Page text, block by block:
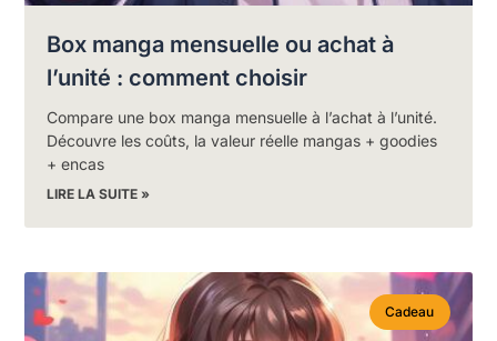
Box manga mensuelle ou achat à
l’unité : comment choisir
Compare une box manga mensuelle à l’achat à l’unité.
Découvre les coûts, la valeur réelle mangas + goodies
+ encas
LIRE LA SUITE »
Cadeau